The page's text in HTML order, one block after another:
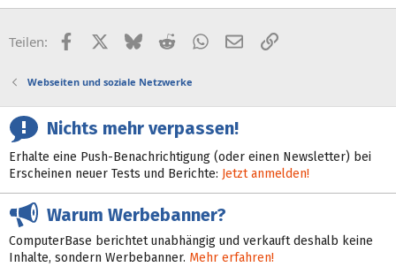
Teilen: FacebookX (Twitter)
BlueskyRedditWhatsApp
E-MailLink
Webseiten und soziale Netzwerke
Nichts mehr verpassen!
Erhalte eine Push-Benachrichtigung (oder einen Newsletter) bei
Erscheinen neuer Tests und Berichte: Jetzt anmelden!
Warum Werbebanner?
ComputerBase berichtet unabhängig und verkauft deshalb keine
Inhalte, sondern Werbebanner. Mehr erfahren!